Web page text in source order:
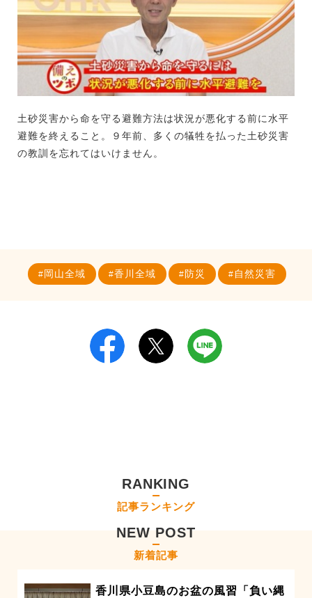
土砂災害から命を守る避難方法は状況が悪化する前に水平
避難を終えること。９年前、多くの犠牲を払った土砂災害
の教訓を忘れてはいけません。
岡山全域 香川全域 防災 自然災害
RANKING
記事ランキング
NEW POST
新着記事
香川県小豆島のお盆の風習「負い縄